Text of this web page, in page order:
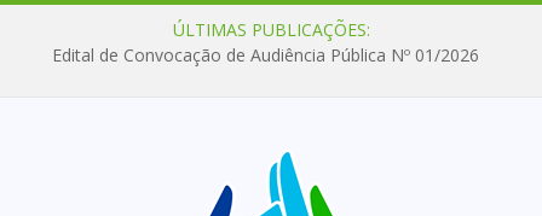
ÚLTIMAS PUBLICAÇÕES:
Edital de Convocação de Audiência Pública Nº 01/2026